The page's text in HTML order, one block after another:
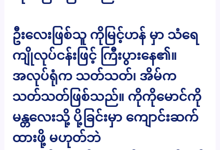
ဦးလေးဖြစ်သူ ကိုမြင့်ဟန် မှာ သံရေ
ကျိုလုပ်ငန်းဖြင့် ကြီးပွားနေ၏။
အလုပ်ရုံက သတ်သတ်၊ အိမ်က
သတ်သတ်ဖြစ်သည်။ ကိုကိုမောင်ကို
မန္တလေးသို့ ပို့ခြင်းမှာ ကျောင်းဆက်
ထားဖို့ မဟုတ်ဘဲ